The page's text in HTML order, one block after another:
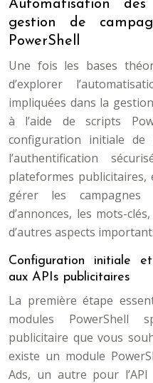
Automatisation
gestion de
PowerShell
Une fois les bases
d’explorer
impliquées dans la
à l’aide de scripts
configuration initiale de
l’authentification
plateformes
gérer les campagnes
d’annonces, les mots-
d’autres aspects
Configuration initiale
aux APIs publicitaires
La première étape
modules PowerShell
publicitaire que vous
existe un module
Ads, un autre pour